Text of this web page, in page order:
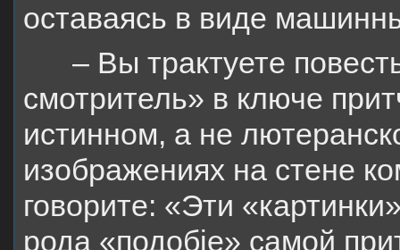
оставаясь в виде
– Вы трактуете
смотритель» в ключе
истинном, а не
изображениях на стене
говорите: «Эти
рода «подобіе» самой